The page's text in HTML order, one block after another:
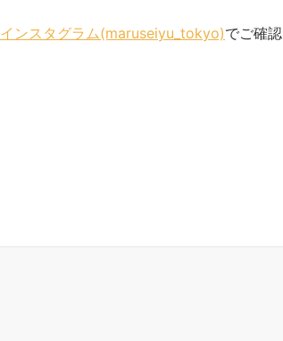
インスタグラム(maruseiyu_tokyo)でご確認